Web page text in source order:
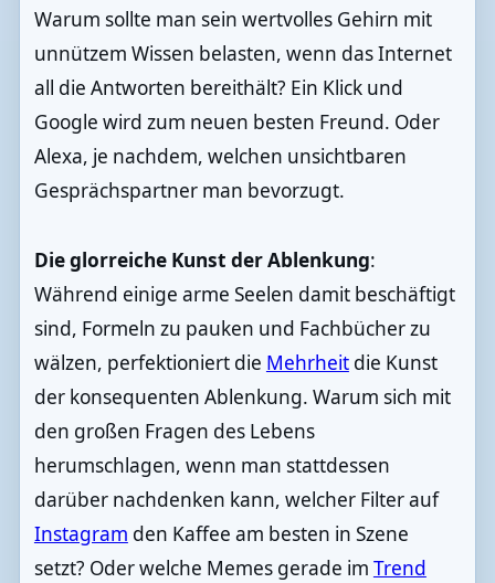
Warum sollte man sein wertvolles Gehirn mit
unnützem Wissen belasten, wenn das Internet
all die Antworten bereithält? Ein Klick und
Google wird zum neuen besten Freund. Oder
Alexa, je nachdem, welchen unsichtbaren
Gesprächspartner man bevorzugt.
Die glorreiche Kunst der Ablenkung:
Während einige arme Seelen damit beschäftigt
sind, Formeln zu pauken und Fachbücher zu
wälzen, perfektioniert die Mehrheitdie Kunst
der konsequenten Ablenkung. Warum sich mit
den großen Fragen des Lebens
herumschlagen, wenn man stattdessen
darüber nachdenken kann, welcher Filter auf
Instagram den Kaffee am besten in Szene
setzt? Oder welche Memes gerade im Trend